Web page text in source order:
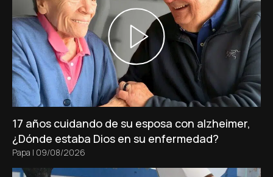
17 años cuidando de su esposa con alzheimer,
¿Dónde estaba Dios en su enfermedad?
Papa | 09/08/2026